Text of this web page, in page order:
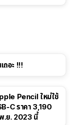
ถอะ !!!
Pencil ใหม่ใช้
C ราคา 3,190
.ย. 2023 นี้